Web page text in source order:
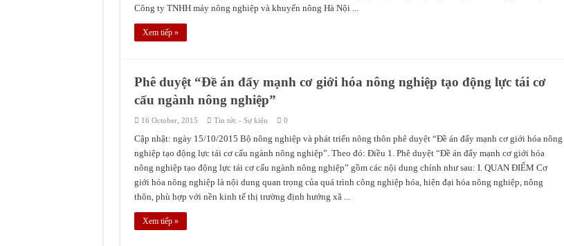
Công ty TNHH máy nông nghiệp và khuyến nông Hà Nội ...
Xem tiếp »
Phê duyệt “Đề án đẩy mạnh cơ giới hóa nông nghiệp tạo động lực tái cơ
cấu ngành nông nghiệp”
16 October, 2015 Tin tức - Sự kiện 0
Cập nhật: ngày 15/10/2015 Bộ nông nghiệp và phát triển nông thôn phê duyệt “Đề án đẩy mạnh cơ giới hóa nông
nghiệp tạo động lực tái cơ cấu ngành nông nghiệp”. Theo đó: Điều 1. Phê duyệt “Đề án đẩy mạnh cơ giới hóa
nông nghiệp tạo động lực tái cơ cấu ngành nông nghiệp” gồm các nội dung chính như sau: I. QUAN ĐIỂM Cơ
giới hóa nông nghiệp là nội dung quan trọng của quá trình công nghiệp hóa, hiện đại hóa nông nghiệp, nông
thôn, phù hợp với nền kinh tế thị trường định hướng xã ...
Xem tiếp »